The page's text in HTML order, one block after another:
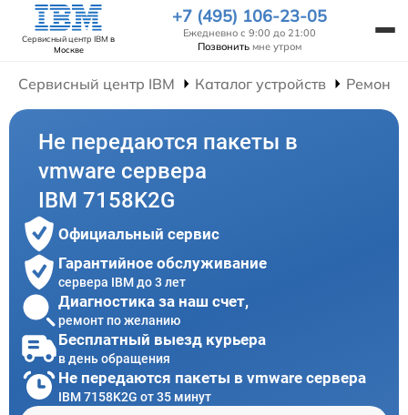
Сервисный центр IBM в
Москве
+7 (495) 106-23-05
Ежедневно с 9:00 до 21:00
Позвонить мне утром
Сервисный центр IBM Каталог устройств Ремонт
Не передаются пакеты в
vmware сервера
IBM 7158K2G
Официальный сервис
Гарантийное обслуживание
сервера IBM до 3 лет
Диагностика за наш счет,
ремонт по желанию
Бесплатный выезд курьера
в день обращения
Не передаются пакеты в vmware сервера
IBM 7158K2G от 35 минут